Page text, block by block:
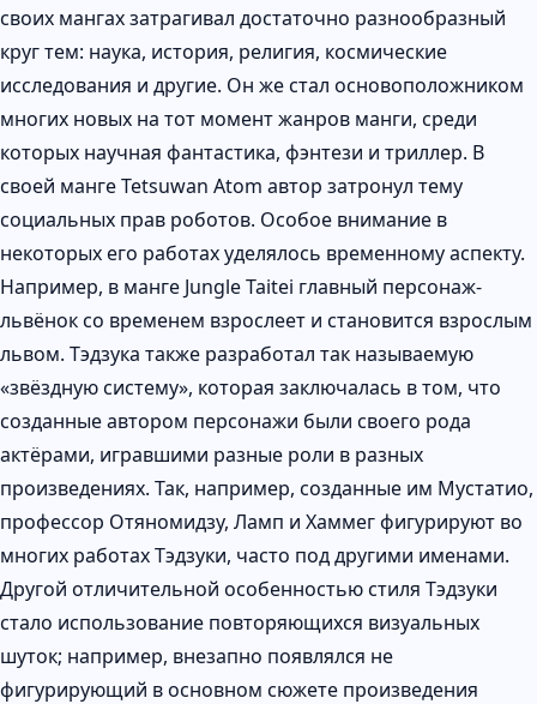
своих мангах затрагивал достаточно разнообразный
круг тем: наука, история, религия, космические
исследования и другие. Он же стал основоположником
многих новых на тот момент жанров манги, среди
которых научная фантастика, фэнтези и триллер. В
своей манге Tetsuwan Atom автор затронул тему
социальных прав роботов. Особое внимание в
некоторых его работах уделялось временному аспекту.
Например, в манге Jungle Taitei главный персонаж-
львёнок со временем взрослеет и становится взрослым
львом. Тэдзука также разработал так называемую
«звёздную систему», которая заключалась в том, что
созданные автором персонажи были своего рода
актёрами, игравшими разные роли в разных
произведениях. Так, например, созданные им Мустатио,
профессор Отяномидзу, Ламп и Хаммег фигурируют во
многих работах Тэдзуки, часто под другими именами.
Другой отличительной особенностью стиля Тэдзуки
стало использование повторяющихся визуальных
шуток; например, внезапно появлялся не
фигурирующий в основном сюжете произведения